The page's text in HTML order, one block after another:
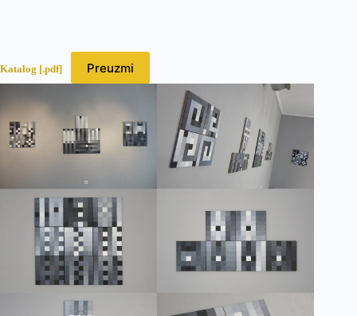
Katalog [.pdf] Preuzmi